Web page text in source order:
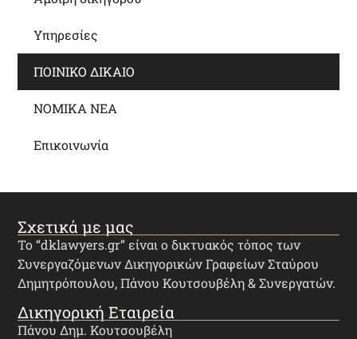
Υπηρεσίες
ΠΟΙΝΙΚΟ ΔΙΚΑΙΟ
ΝΟΜΙΚΑ ΝΕΑ
Επικοινωνία
Σχετικά με μας
Το “dklawyers.gr” είναι ο δικτυακός τόπος των
Συνεργαζόμενων Δικηγορικών Γραφείων Σταύρου
Δημητρόπουλου, Πάνου Κουτσουβέλη & Συνεργατών.
Δικηγορική Εταιρεία
Πάνου Δημ. Κουτσουβέλη